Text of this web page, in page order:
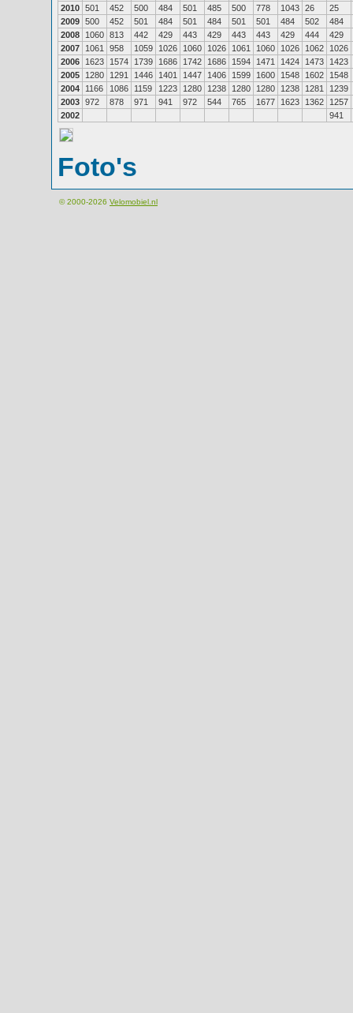
2010 501 452 500 484 501 485 500 778 1043 26
25
2009 500 452 501 484 501 484 501 501 484 502
484
2008
1060 813 442 429 443 429 443 443 429 444
429
2007
1061 958 1059 1026 1060 1026 1061 1060 1026 1062
1026
2006
1623 1574 1739 1686 1742 1686 1594 1471 1424 1473
1423
2005
1280 1291 1446 1401 1447 1406 1599 1600 1548 1602
1548
2004
1166 1086 1159 1223 1280 1238 1280 1280 1238 1281
1239
2003 972 878 971 941 972 544 765 1677 1623 1362
1257
2002
941
Foto's
© 2000-2026 Velomobiel.nl